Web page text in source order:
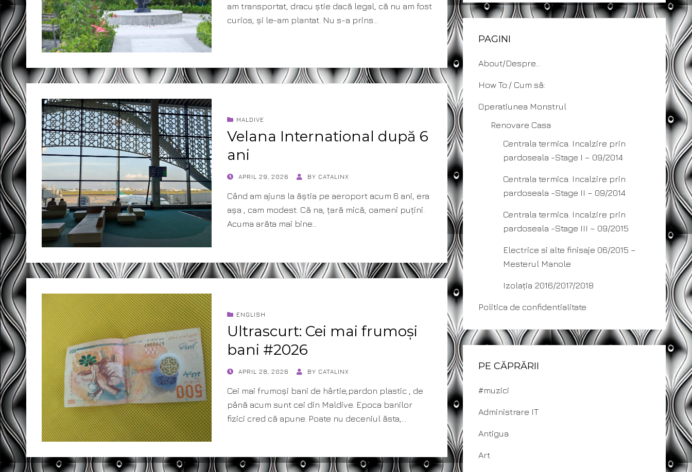
am transportat, dracu știe dacă legal, că nu am fost
curios, și le-am plantat. Nu s-a prins…
MALDIVE
Velana International după 6
ani
POSTED
APRIL 29, 2026 BY CATALINX
Când am ajuns la ăștia pe aeroport acum 6 ani, era
așa , cam modest. Că na, țară mică, oameni puțini.
Acuma arăta mai bine…
ENGLISH
Ultrascurt: Cei mai frumoși
bani #2026
POSTED
APRIL 28, 2026 BY CATALINX
Cei mai frumoși bani de hârtie,pardon plastic , de
până acum sunt cei din Maldive. Epoca banilor
fizici cred că apune. Poate nu deceniul ăsta,…
PAGINI
About/Despre…
How To:/ Cum să:
Operatiunea Monstrul
Renovare Casa
Centrala termica. Incalzire prin
pardoseala -Stage I – 09/2014
Centrala termica. Incalzire prin
pardoseala -Stage II – 09/2014
Centrala termica. Incalzire prin
pardoseala -Stage III – 09/2015
Electrice si alte finisaje 06/2015 –
Mesterul Manole
Izolația 2016/2017/2018
Politica de confidentialitate
PE CĂPRĂRII
#muzici
Administrare IT
Antigua
Art